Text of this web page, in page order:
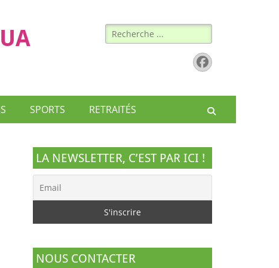
Rechercher :
Facebook
SPORTS RETRAITÉS
LA NEWSLETTER, C’EST PAR ICI !
NOUS CONTACTER